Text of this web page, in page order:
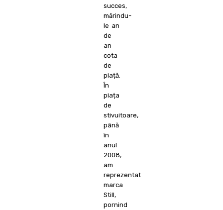
succes,
mărindu-
le an
de
an
cota
de
piață.
În
piața
de
stivuitoare,
până
în
anul
2008,
am
reprezentat
marca
Still,
pornind